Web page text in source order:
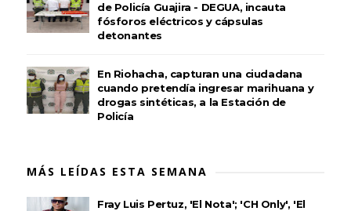
de Policía Guajira - DEGUA, incauta
fósforos eléctricos y cápsulas
detonantes
En Riohacha, capturan una ciudadana
cuando pretendía ingresar marihuana y
drogas sintéticas, a la Estación de
Policía
MÁS LEÍDAS ESTA SEMANA
Fray Luis Pertuz, 'El Nota'; 'CH Only', 'El